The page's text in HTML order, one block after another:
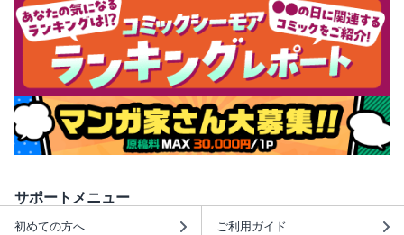
サポートメニュー
初めての方へ ご利用ガイド